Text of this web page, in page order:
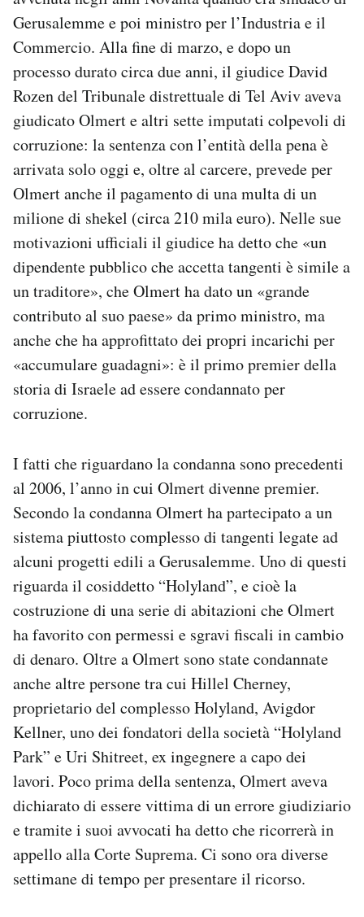
Newsletter
Notifiche mobile
Regala il Post
Hai bisogno di aiuto?
Esci
Gerusalemme e poi ministro per l’Industria e il
Commercio. Alla fine di marzo, e dopo un
processo durato circa due anni, il giudice David
Rozen del Tribunale distrettuale di Tel Aviv aveva
giudicato Olmert e altri sette imputati colpevoli di
corruzione: la sentenza con l’entità della pena è
arrivata solo oggi e, oltre al carcere, prevede per
Olmert anche il pagamento di una multa di un
milione di shekel (circa 210 mila euro). Nelle sue
motivazioni ufficiali il giudice ha detto che «un
dipendente pubblico che accetta tangenti è simile a
un traditore», che Olmert ha dato un «grande
contributo al suo paese» da primo ministro, ma
anche che ha approfittato dei propri incarichi per
«accumulare guadagni»: è il primo premier della
storia di Israele ad essere condannato per
corruzione.
I fatti che riguardano la condanna sono precedenti
al 2006, l’anno in cui Olmert divenne premier.
Secondo la condanna Olmert ha partecipato a un
sistema piuttosto complesso di tangenti legate ad
alcuni progetti edili a Gerusalemme. Uno di questi
riguarda il cosiddetto “Holyland”, e cioè la
costruzione di una serie di abitazioni che Olmert
ha favorito con permessi e sgravi fiscali in cambio
di denaro. Oltre a Olmert sono state condannate
anche altre persone tra cui Hillel Cherney,
proprietario del complesso Holyland, Avigdor
Kellner, uno dei fondatori della società “Holyland
Park” e Uri Shitreet, ex ingegnere a capo dei
lavori. Poco prima della sentenza, Olmert aveva
dichiarato di essere vittima di un errore giudiziario
e tramite i suoi avvocati ha detto che ricorrerà in
appello alla Corte Suprema. Ci sono ora diverse
settimane di tempo per presentare il ricorso.